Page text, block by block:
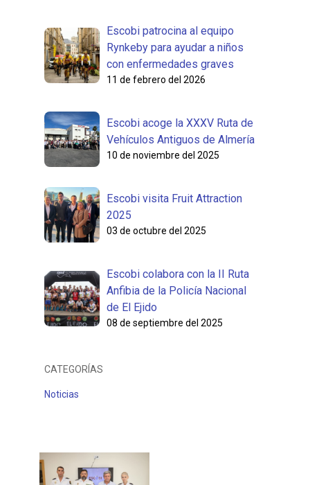
Escobi patrocina al equipo
Rynkeby para ayudar a niños
con enfermedades graves
11 de febrero del 2026
Escobi acoge la XXXV Ruta de
Vehículos Antiguos de Almería
10 de noviembre del 2025
Escobi visita Fruit Attraction
2025
03 de octubre del 2025
Escobi colabora con la II Ruta
Anfibia de la Policía Nacional
de El Ejido
08 de septiembre del 2025
CATEGORÍAS
Noticias